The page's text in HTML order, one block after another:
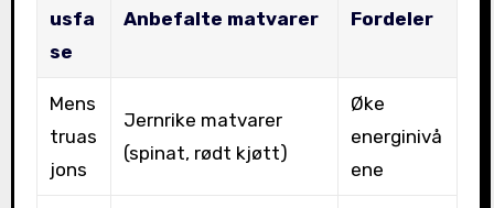
usfa
se
Anbefalte matvarer Fordeler
Mens
truas
jons
Jernrike matvarer
(spinat, rødt kjøtt)
Øke
energinivå
ene